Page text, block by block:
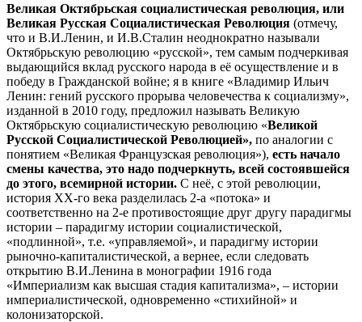
Великая Октябрьская социалистическая революция, или
Великая Русская Социалистическая Революция (отмечу,
что и В.И.Ленин, и И.В.Сталин неоднократно называли
Октябрьскую революцию «русской», тем самым подчеркивая
выдающийся вклад русского народа в её осуществление и в
победу в Гражданской войне; я в книге «Владимир Ильич
Ленин: гений русского прорыва человечества к социализму»,
изданной в 2010 году, предложил называть Великую
Октябрьскую социалистическую революцию «Великой
Русской Социалистической Революцией», по аналогии с
понятием «Великая Французская революция»), есть начало
смены качества, это надо подчеркнуть, всей состоявшейся
до этого, всемирной истории. С неё, с этой революции,
история ХХ-го века разделилась 2-а «потока» и
соответственно на 2-е противостоящие друг другу парадигмы
истории – парадигму истории социалистической,
«подлинной», т.е. «управляемой», и парадигму истории
рыночно-капиталистической, а вернее, если следовать
открытию В.И.Ленина в монографии 1916 года
«Империализм как высшая стадия капитализма», – истории
империалистической, одновременно «стихийной» и
колонизаторской.